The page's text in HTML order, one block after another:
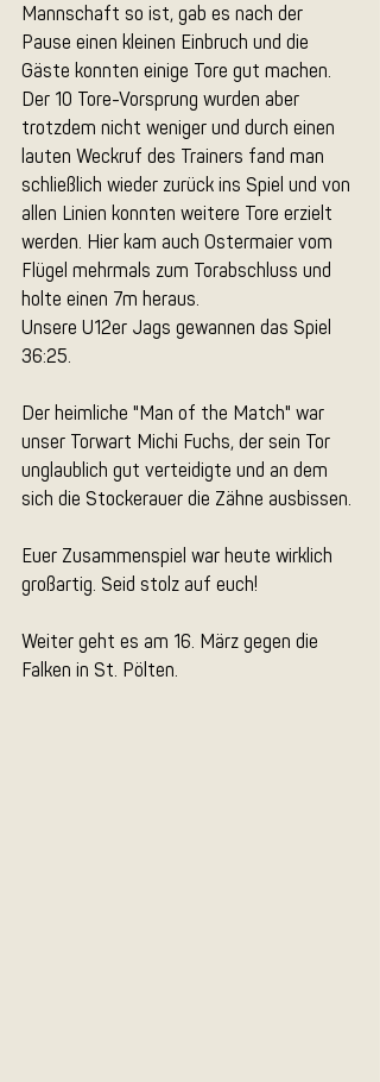
Mannschaft so ist, gab es nach der
Pause einen kleinen Einbruch und die
Gäste konnten einige Tore gut machen.
Der 10 Tore-Vorsprung wurden aber
trotzdem nicht weniger und durch einen
lauten Weckruf des Trainers fand man
schließlich wieder zurück ins Spiel und von
allen Linien konnten weitere Tore erzielt
werden. Hier kam auch Ostermaier vom
Flügel mehrmals zum Torabschluss und
holte einen 7m heraus.
Unsere U12er Jags gewannen das Spiel
36:25.
Der heimliche "Man of the Match" war
unser Torwart Michi Fuchs, der sein Tor
unglaublich gut verteidigte und an dem
sich die Stockerauer die Zähne ausbissen.
Euer Zusammenspiel war heute wirklich
großartig. Seid stolz auf euch!
Weiter geht es am 16. März gegen die
Falken in St. Pölten.